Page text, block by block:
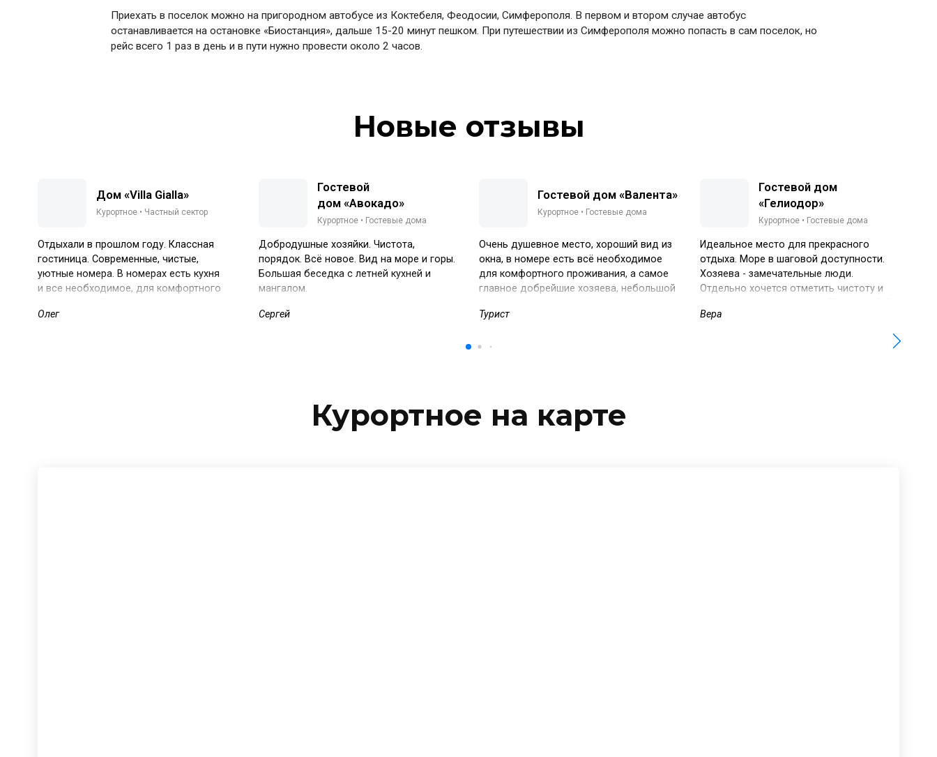
Приехать в поселок можно на пригородном автобусе из Коктебеля, Феодосии, Симферополя. В первом и втором случае автобус
останавливается на остановке «Биостанция», дальше 15-20 минут пешком. При путешествии из Симферополя можно попасть в сам поселок, но
рейс всего 1 раз в день и в пути нужно провести около 2 часов.
Новые отзывы
Дом «Villa Gialla»
Курортное• Частный сектор
Отдыхали в прошлом году. Классная
гостиница. Современные, чистые,
уютные номера. В номерах есть кухня
и все необходимое, для комфортного
характеристики в номерах 2-х этажей.
Олег
Гостевой
дом «Авокадо»
Курортное• Гостевые дома
Добродушные хозяйки. Чистота,
порядок. Всё новое. Вид на море и горы.
Большая беседка с летней кухней и
мангалом.
Сергей
Гостевой дом «Валента»
Курортное • Гостевые дома
Очень душевное место, хороший вид из
окна, в номере есть всё необходимое
для комфортного проживания, а самое
главное добрейшие хозяева, небольшой
чистым морем, очень подойдёт для
шума и суеты, при этом всегда можно
Турист
Гостевой дом
«Гелиодор»
Курортное • Гостевые дома
Идеальное место для прекрасного
отдыха. Море в шаговой доступности.
Хозяева - замечательные люди.
Отдельно хочется отметить чистоту и
каждого номера, хоть немного, но видно
Вера
Курортное на карте